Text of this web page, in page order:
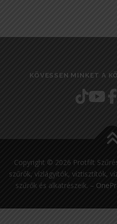
KÖVESSEN MINKET A
Copyright © 2026 Protfilt
szűrők, vízlágyítók, víztisztítók,
szűrők és alkatrészeik. –